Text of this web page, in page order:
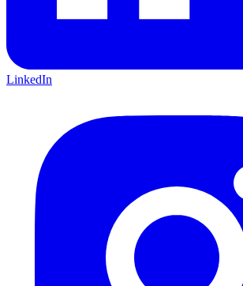
LinkedIn